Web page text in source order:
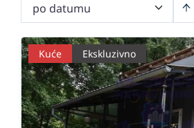
po datumu
Kuće Ekskluzivno